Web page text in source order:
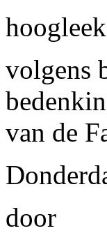
volgens
van de
door